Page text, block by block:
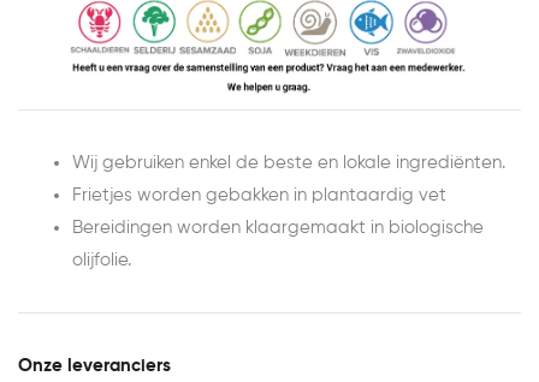
Wij gebruiken enkel de beste en lokale ingrediënten.
Frietjes worden gebakken in plantaardig vet
Bereidingen worden klaargemaakt in biologische
olijfolie.
Onze leveranciers